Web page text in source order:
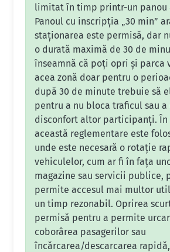
limitat în timp printr-un panou
Panoul cu inscripția „30 min”
staționarea este permisă, dar
o durată maximă de 30 de
înseamnă că poți opri și parca
acea zonă doar pentru o
după 30 de minute trebuie să
pentru a nu bloca traficul sau a
disconfort altor participanți. În
această reglementare este
unde este necesară o rotație
vehiculelor, cum ar fi în fața
magazine sau servicii publice,
permite accesul mai multor
un timp rezonabil. Oprirea
permisă pentru a permite
coborârea pasagerilor sau
încărcarea/descarcarea